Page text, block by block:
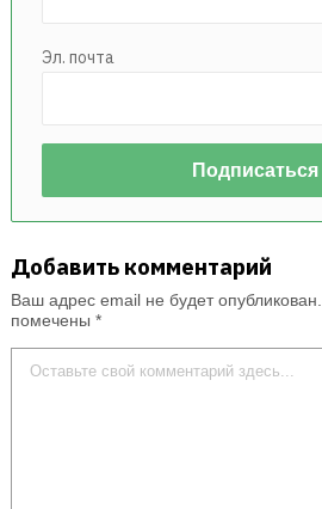
Эл. почта
Добавить комментарий
Ваш адрес email не будет опубликован.
помечены *